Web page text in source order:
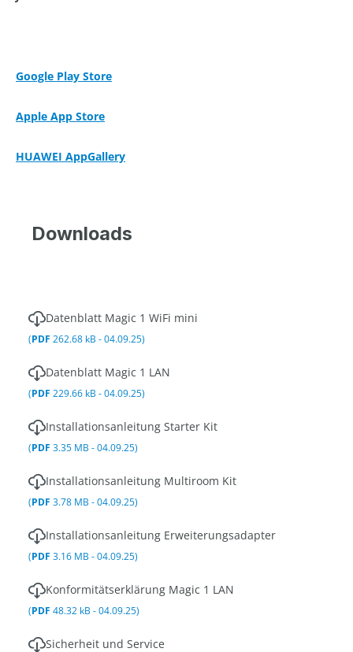
Google Play Store
Apple App Store
HUAWEI AppGallery
Downloads
Datenblatt Magic 1 WiFi mini
(PDF 262.68 kB - 04.09.25)
Datenblatt Magic 1 LAN
(PDF 229.66 kB - 04.09.25)
Installationsanleitung Starter Kit
(PDF 3.35 MB - 04.09.25)
Installationsanleitung Multiroom Kit
(PDF 3.78 MB - 04.09.25)
Installationsanleitung Erweiterungsadapter
(PDF 3.16 MB - 04.09.25)
Konformitätserklärung Magic 1 LAN
(PDF 48.32 kB - 04.09.25)
Sicherheit und Service